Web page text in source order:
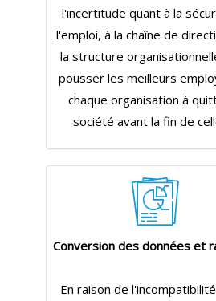
l'incertitude quant à la
l'emploi, à la chaîne de
la structure
pousser les meilleurs
chaque organisation à
société avant la fin de
Conversion des données et
En raison de